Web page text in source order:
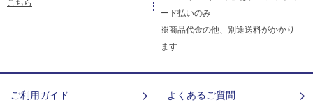
こちら
ード払いのみ
※商品代金の他、別途送料がかかり
ます
ご利用ガイド よくあるご質問